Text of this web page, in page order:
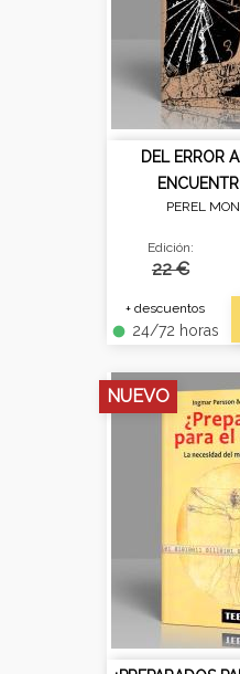
DEL ERROR
PEREL
Edición:
22 €
+ descuentos
fiber_manual_record 24/72 horas
NUEVO